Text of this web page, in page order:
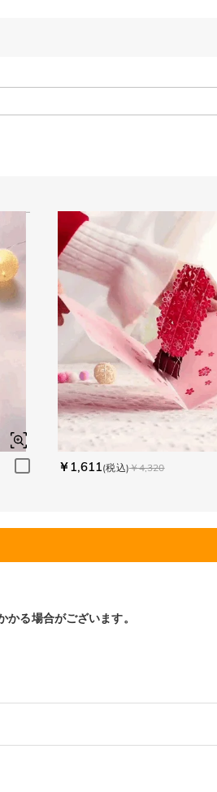
￥1,611(税込)￥4,320
る場合がございます。
ーケースを組み合わせたこのキーホルダーは
どこへ行っても温かみを携え、愛、励まし、
色、変色に強く、あなたの大切なカスタマイ
、商品が到着後60日以内に返品＆交換